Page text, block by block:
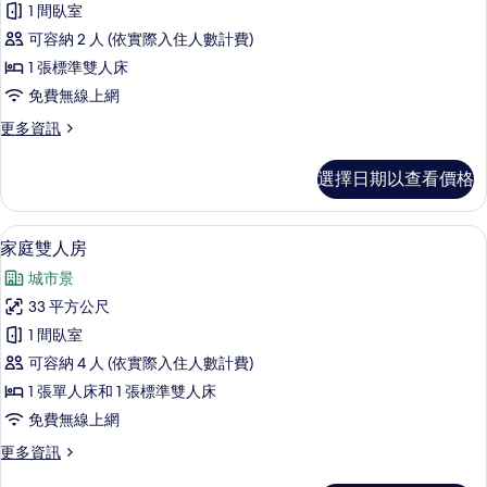
情
華
雙
人
的
有
相
片
1 間臥室
可容納 2 人 (依實際入住人數計費)
1 張標準雙人床
免費無線上網
更多資訊
更
雙
人
房
的
詳
情
選擇日期以查看價格
顯
示
家
庭
雙
人
房
所
家庭雙人房 | 書桌、筆電工作空間、
17
家庭雙人房
城市景
33 平方公尺
1 間臥室
可容納 4 人 (依實際入住人數計費)
1 張單人床和 1 張標準雙人床
免費無線上網
更多資訊
更